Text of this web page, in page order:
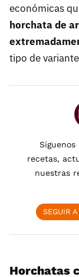
económicas
horchata de
tipo de
recetas,
nuestras
SEGUIR
Horchatas